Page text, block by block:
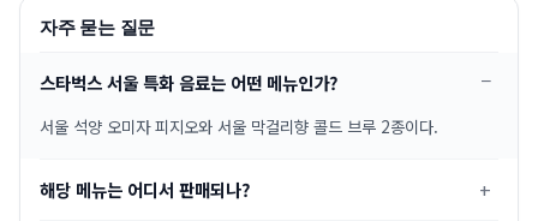
자주 묻는 질문
스타벅스 서울 특화 음료는 어떤 메뉴인가?
서울 석양 오미자 피지오와 서울 막걸리향 콜드 브루 2종이다.
해당 메뉴는 어디서 판매되나?